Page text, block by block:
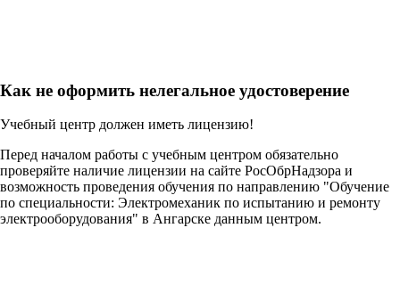
Как не оформить нелегальное удостоверение
Учебный центр должен иметь лицензию!
Перед началом работы с учебным центром обязательно
проверяйте наличие лицензии на сайте РосОбрНадзора и
возможность проведения обучения по направлению "Обучение
по специальности: Электромеханик по испытанию и ремонту
электрооборудования" в Ангарске данным центром.